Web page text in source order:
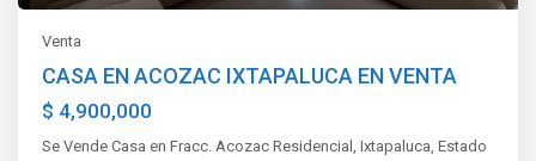
Venta
CASA EN ACOZAC IXTAPALUCA EN VENTA
$ 4,900,000
Se Vende Casa en Fracc. Acozac Residencial, Ixtapaluca, Estado